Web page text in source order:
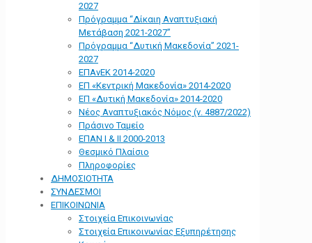
2027
Πρόγραμμα “Δίκαιη Αναπτυξιακή
Μετάβαση 2021-2027”
Πρόγραμμα “Δυτική Μακεδονία” 2021-
2027
ΕΠΑνΕΚ 2014-2020
ΕΠ «Kεντρική Μακεδονία» 2014-2020
ΕΠ «Δυτική Μακεδονία» 2014-2020
Νέος Αναπτυξιακός Νόμος (ν. 4887/2022)
Πράσινο Ταμείο
ΕΠΑΝ Ι & ΙΙ 2000-2013
Θεσμικό Πλαίσιο
Πληροφορίες
ΔΗΜΟΣΙΟΤΗΤΑ
ΣΥΝΔΕΣΜΟΙ
ΕΠΙΚΟΙΝΩΝΙΑ
Στοιχεία Επικοινωνίας
Στοιχεία Επικοινωνίας Εξυπηρέτησης